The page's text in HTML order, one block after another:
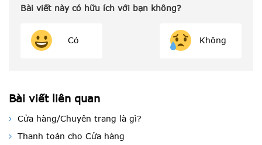
Bài viết này có hữu ích với bạn không?
Có Không
Bài viết liên quan
Cửa hàng/Chuyên trang là gì?
Thanh toán cho Cửa hàng